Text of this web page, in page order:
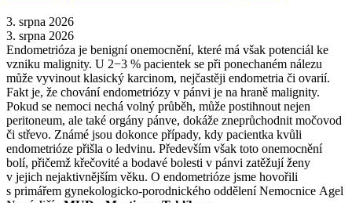
3. srpna 2026
3. srpna 2026
Endometrióza je benigní onemocnění, které má však potenciál ke
vzniku malignity. U 2−3 % pacientek se při ponechaném nálezu
může vyvinout klasický karcinom, nejčastěji endometria či ovarií.
Fakt je, že chování endometriózy v pánvi je na hraně malignity.
Pokud se nemoci nechá volný průběh, může postihnout nejen
peritoneum, ale také orgány pánve, dokáže zneprůchodnit močovod
či střevo. Známé jsou dokonce případy, kdy pacientka kvůli
endometrióze přišla o ledvinu. Především však toto onemocnění
bolí, přičemž křečovité a bodavé bolesti v pánvi zatěžují ženy
v jejich nejaktivnějším věku. O endometrióze jsme hovořili
s primářem gynekologicko-porodnického oddělení Nemocnice Agel